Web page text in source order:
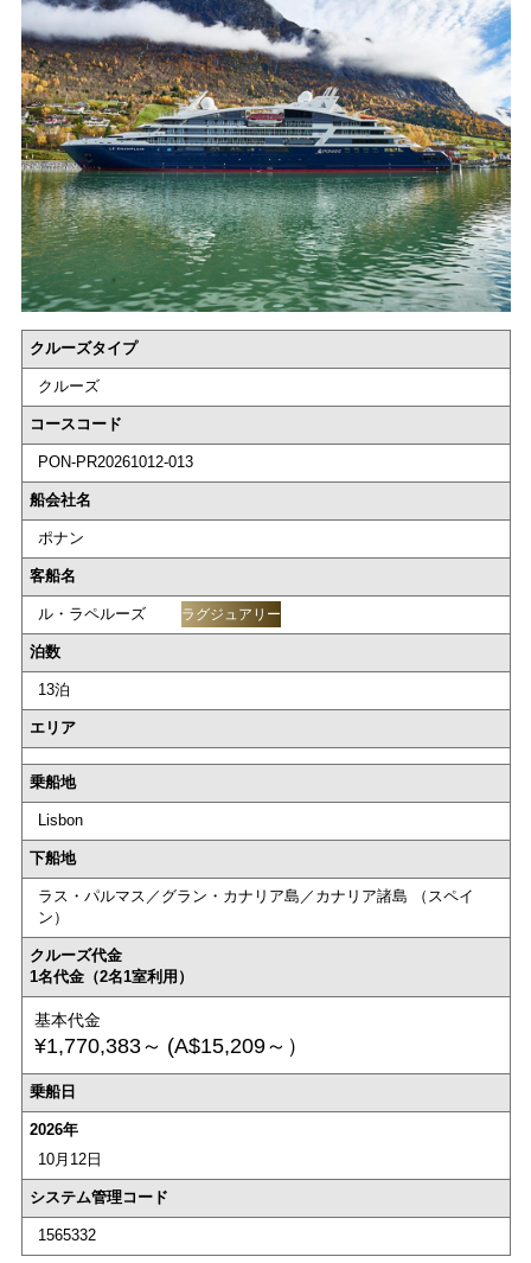
クルーズタイプ
クルーズ
コースコード
PON-PR20261012-013
船会社名
ポナン
客船名
ル・ラペルーズ ラグジュアリー
泊数
13泊
エリア
乗船地
Lisbon
下船地
ラス・パルマス／グラン・カナリア島／カナリア諸島 （スペイ
ン）
クルーズ代金
1名代金（2名1室利用）
基本代金
¥1,770,383～ (A$15,209～）
乗船日
2026年
10月12日
システム管理コード
1565332